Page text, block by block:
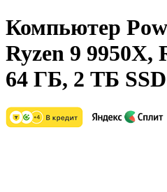
Компьютер
Ryzen 9 9950X,
64 ГБ, 2 ТБ